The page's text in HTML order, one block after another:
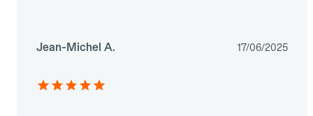
Jean-Michel A. 17/06/2025